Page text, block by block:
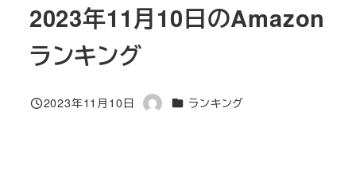
2023年11月10日のAmazon
ランキング
投稿日
2023年11月10日
著
カテゴリー
ランキング